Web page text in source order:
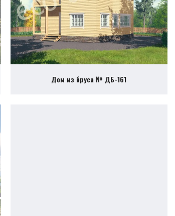
Дом из бруса № ДБ-161